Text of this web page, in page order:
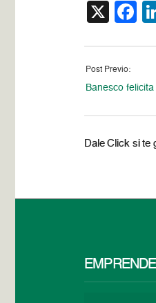
X
Post Previo:
Banesco
Dale Click si te